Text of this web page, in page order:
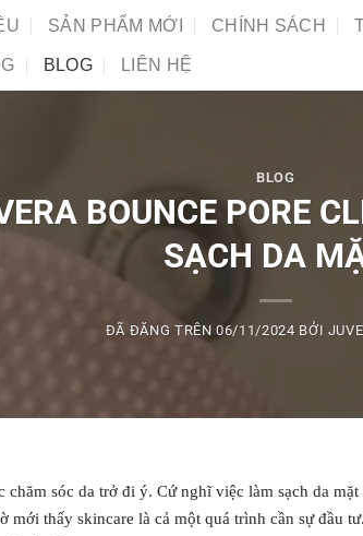
SẢN PHẨM MỚI CHÍNH SÁCH
BLOG LIÊN HỆ
BLOG
BOUNCE PORE
SẠCH DA
ĐÃ ĐĂNG TRÊN06/11/2024 BỞI
sóc da trở đi ý. Cứ nghĩ việc làm sạch da
thấy skincare là cả một quá trình cần sự đầu